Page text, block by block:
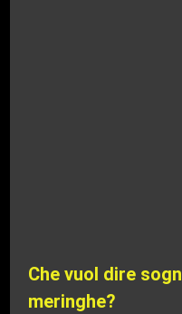
Che vuol dire
meringhe?